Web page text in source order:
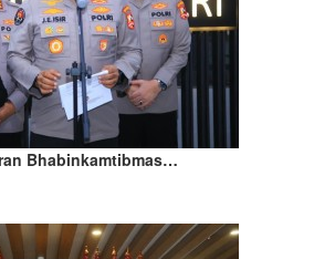
Bhabinkamtibmas…